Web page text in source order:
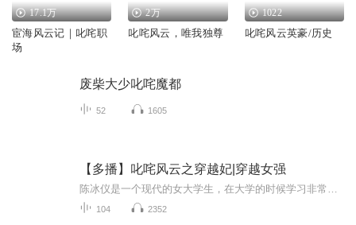
17.1万
宦海风云记｜叱咤职
场
2万
叱咤风云，唯我独尊
1022
叱咤风云英豪/历史
废柴大少叱咤魔都
52 1605
【多播】叱咤风云之穿越妃|穿越女强
104 2352